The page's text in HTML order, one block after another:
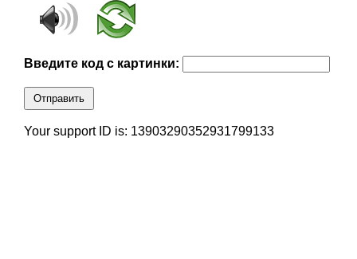
Введите код с картинки:
Отправить
Your support ID is: 13903290352931799133